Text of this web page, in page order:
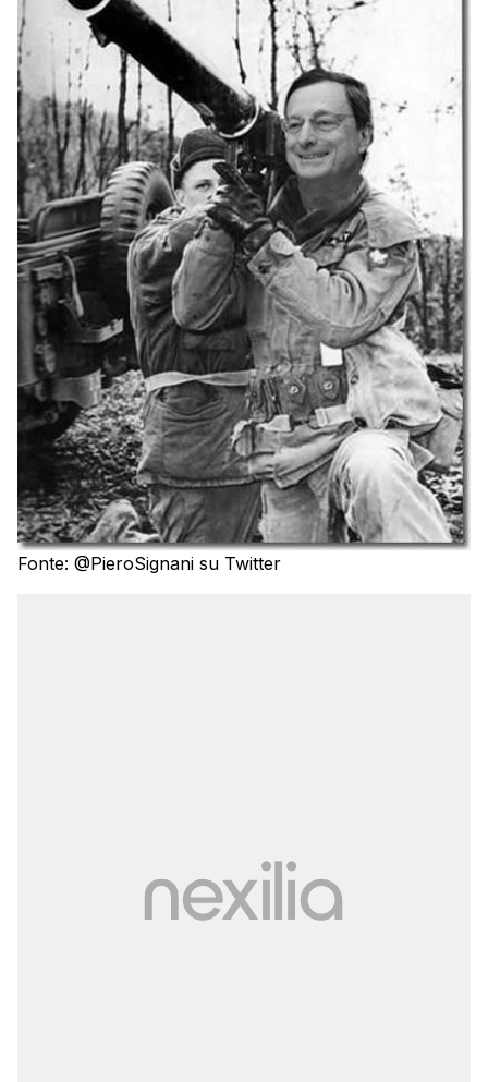
Fonte: @PieroSignani su Twitter